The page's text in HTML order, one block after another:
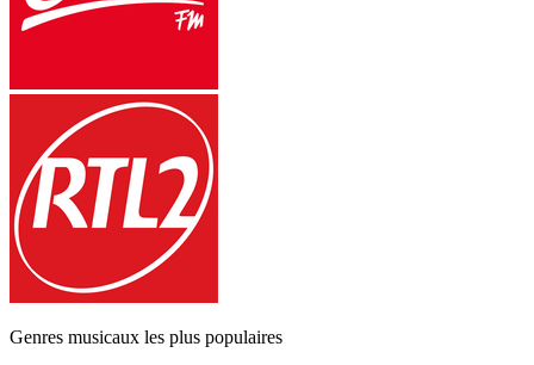
Genres musicaux les plus populaires